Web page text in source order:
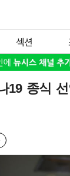
섹션
19 종식